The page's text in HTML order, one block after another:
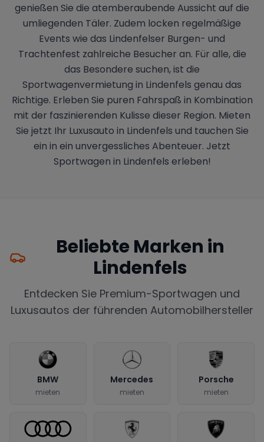
genießen Sie die atemberaubende Aussicht auf die
umliegenden Täler. Zudem locken regelmäßige
Events wie das Lindenfelser Burgen- und
Trachtenfest zahlreiche Besucher an. Für alle, die
das Besondere suchen, ist die
Sportwagenvermietung in Lindenfels genau das
Richtige. Erleben Sie puren Fahrspaß in Kombination
mit der faszinierenden Kulisse dieser Region. Mieten
Sie jetzt Ihr Luxusauto in Lindenfels und tauchen Sie
ein in ein unvergessliches Abenteuer. Jetzt
Sportwagen in Lindenfels erleben!
Beliebte Marken in
Lindenfels
Entdecken Sie Premium-Sportwagen und
Luxusautos der führenden Automobilhersteller
BMW
mieten
Mercedes
mieten
Porsche
mieten